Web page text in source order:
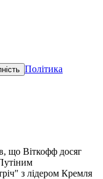
Політика
що Віткофф досяг
з лідером Кремля